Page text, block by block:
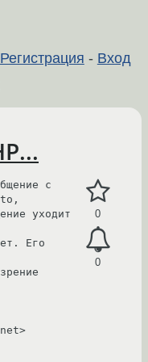
Регистрация - Вход
0
0
с
уходит
Его